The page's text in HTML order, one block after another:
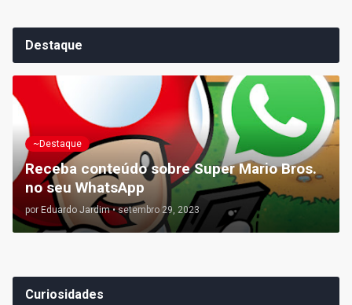
Destaque
~Destaque
Receba conteúdo sobre Super Mario Bros.
no seu WhatsApp
por Eduardo Jardim • setembro 29, 2023
Curiosidades